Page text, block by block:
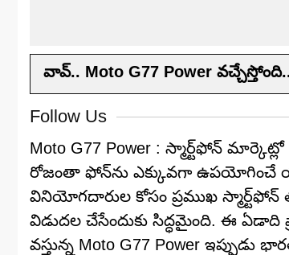
వావ్‌.. Moto G77 Power
Follow Us
Moto G77 Power : స్మార్ట్‌ఫోన్
రోజంతా ఫోన్‌ను ఎక్కువగా ఉపయోగించే
వినియోగదారుల కోసం ప్రముఖ స్మార్ట్‌ఫోన్
విడుదల చేసేందుకు సిద్ధమైంది. ఈ
వస్తున్న Moto G77 Power